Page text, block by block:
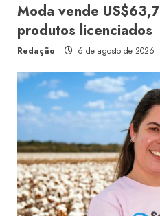
Moda vende
produtos licenciados
Redação 6 de agosto de 2026